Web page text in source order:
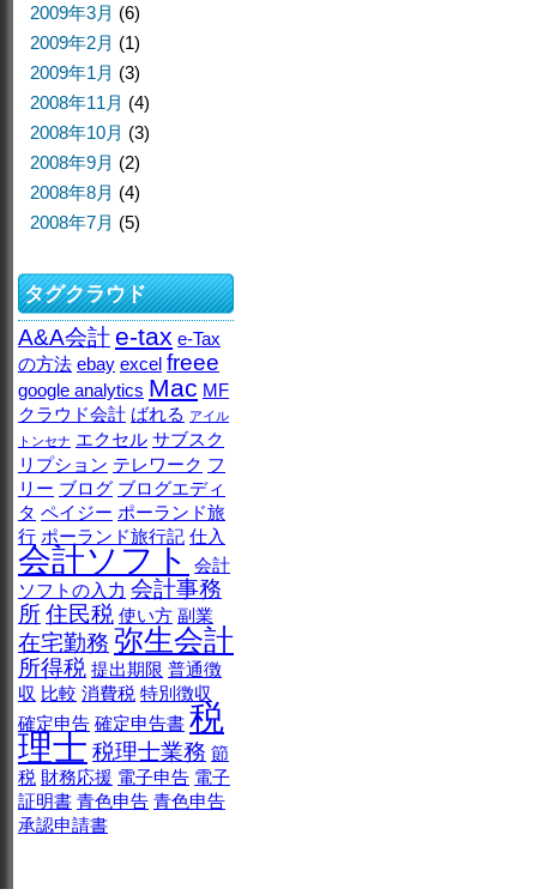
2009年3月 (6)
2009年2月 (1)
2009年1月 (3)
2008年11月 (4)
2008年10月 (3)
2008年9月 (2)
2008年8月 (4)
2008年7月 (5)
タグクラウド
A&A会計e-tax e-Tax
の方法 ebay excel freee
google analytics Mac MF
クラウド会計 ばれる アイル
トンセナ エクセル サブスク
リプション テレワーク フ
リー ブログ ブログエディ
タ ペイジー ポーランド旅
行 ポーランド旅行記 仕入
会計ソフト
会計
ソフトの入力 会計事務
所住民税 使い方 副業
在宅勤務 弥生会計
所得税 提出期限 普通徴
収 比較 消費税 特別徴収
確定申告 確定申告書 税
理士 税理士業務 節
税 財務応援 電子申告 電子
証明書 青色申告 青色申告
承認申請書